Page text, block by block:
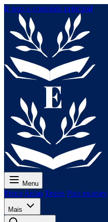
Ir para o conteúdo principal
Menu
Preço Aulas Testes Para exames
Mais